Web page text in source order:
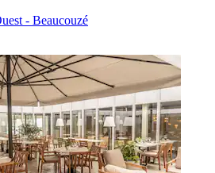
- Beaucouzé